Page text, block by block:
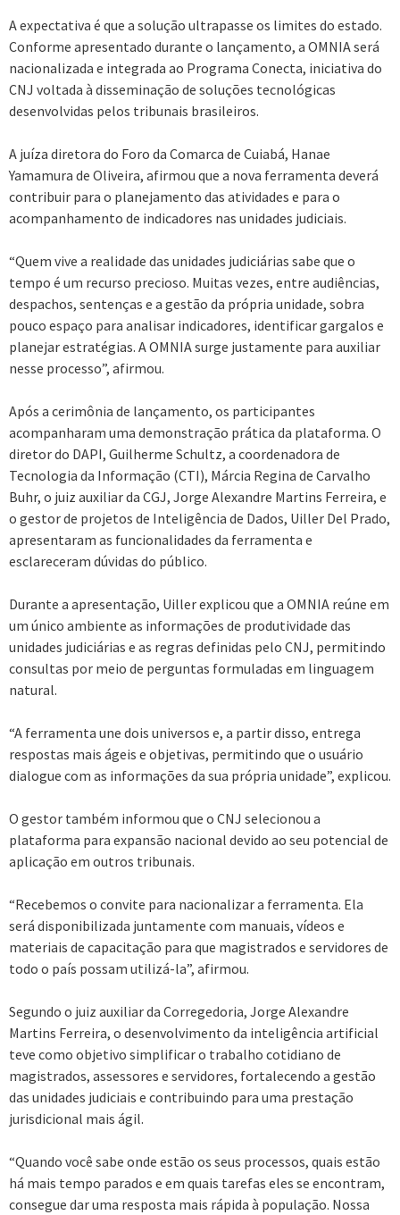
A expectativa é que a solução ultrapasse os limites do estado.
Conforme apresentado durante o lançamento, a OMNIA será
nacionalizada e integrada ao Programa Conecta, iniciativa do
CNJ voltada à disseminação de soluções tecnológicas
desenvolvidas pelos tribunais brasileiros.
A juíza diretora do Foro da Comarca de Cuiabá, Hanae
Yamamura de Oliveira, afirmou que a nova ferramenta deverá
contribuir para o planejamento das atividades e para o
acompanhamento de indicadores nas unidades judiciais.
“Quem vive a realidade das unidades judiciárias sabe que o
tempo é um recurso precioso. Muitas vezes, entre audiências,
despachos, sentenças e a gestão da própria unidade, sobra
pouco espaço para analisar indicadores, identificar gargalos e
planejar estratégias. A OMNIA surge justamente para auxiliar
nesse processo”, afirmou.
Após a cerimônia de lançamento, os participantes
acompanharam uma demonstração prática da plataforma. O
diretor do DAPI, Guilherme Schultz, a coordenadora de
Tecnologia da Informação (CTI), Márcia Regina de Carvalho
Buhr, o juiz auxiliar da CGJ, Jorge Alexandre Martins Ferreira, e
o gestor de projetos de Inteligência de Dados, Uiller Del Prado,
apresentaram as funcionalidades da ferramenta e
esclareceram dúvidas do público.
Durante a apresentação, Uiller explicou que a OMNIA reúne em
um único ambiente as informações de produtividade das
unidades judiciárias e as regras definidas pelo CNJ, permitindo
consultas por meio de perguntas formuladas em linguagem
natural.
“A ferramenta une dois universos e, a partir disso, entrega
respostas mais ágeis e objetivas, permitindo que o usuário
dialogue com as informações da sua própria unidade”, explicou.
O gestor também informou que o CNJ selecionou a
plataforma para expansão nacional devido ao seu potencial de
aplicação em outros tribunais.
“Recebemos o convite para nacionalizar a ferramenta. Ela
será disponibilizada juntamente com manuais, vídeos e
materiais de capacitação para que magistrados e servidores de
todo o país possam utilizá-la”, afirmou.
Segundo o juiz auxiliar da Corregedoria, Jorge Alexandre
Martins Ferreira, o desenvolvimento da inteligência artificial
teve como objetivo simplificar o trabalho cotidiano de
magistrados, assessores e servidores, fortalecendo a gestão
das unidades judiciais e contribuindo para uma prestação
jurisdicional mais ágil.
“Quando você sabe onde estão os seus processos, quais estão
há mais tempo parados e em quais tarefas eles se encontram,
consegue dar uma resposta mais rápida à população. Nossa